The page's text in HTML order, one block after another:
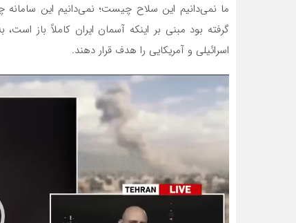
ما نمی‌دانیم این سلاح چیست؛ نمی‌دانیم این
گرفته بود مبنی بر اینکه آسمان ایران کاملاً باز
اسرائیلی و آمریکایی را هدف قرار دهند.
نمایشگر
ویدیو